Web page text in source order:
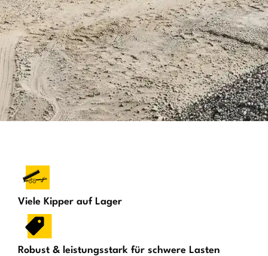
Viele Kipper auf Lager
Robust & leistungsstark für schwere Lasten